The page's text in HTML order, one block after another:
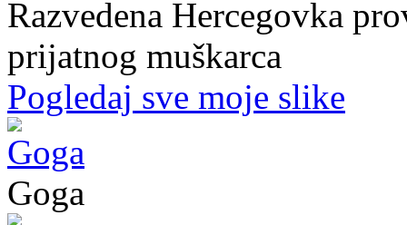
Razvedena Hercegovka
prijatnog muškarca
Pogledaj sve moje slike
Goga